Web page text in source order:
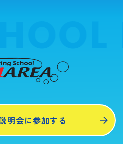
明会に参加する